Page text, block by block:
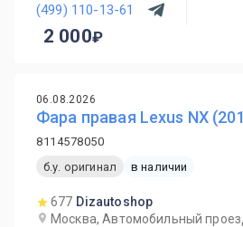
(499) 110-13-61
2 000
06.08.2026
Фара правая Lexus NX
8114578050
б.у. оригинал
в наличии
677 Dizautoshop
Москва, Автомобильный